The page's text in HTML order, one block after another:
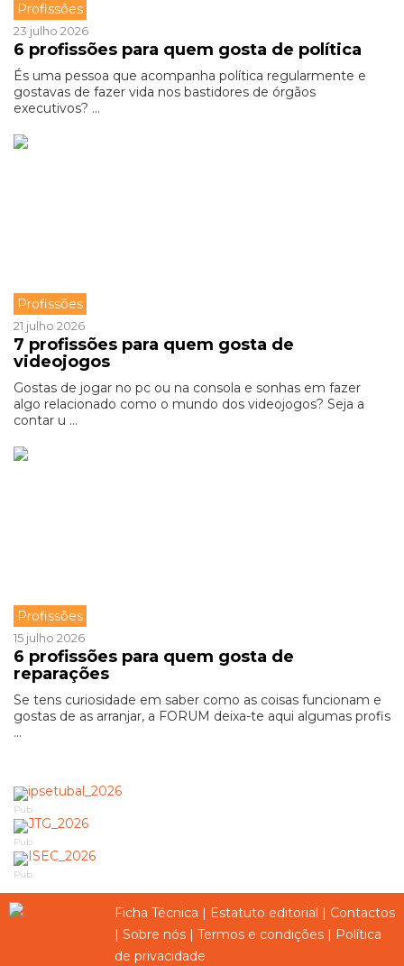
Profissões
23 julho 2026
6 profissões para quem gosta de política
És uma pessoa que acompanha política regularmente e
gostavas de fazer vida nos bastidores de órgãos
executivos? ...
Profissões
21 julho 2026
7 profissões para quem gosta de
videojogos
Gostas de jogar no pc ou na consola e sonhas em fazer
algo relacionado como o mundo dos videojogos? Seja a
contar u ...
Profissões
15 julho 2026
6 profissões para quem gosta de
reparações
Se tens curiosidade em saber como as coisas funcionam e
gostas de as arranjar, a FORUM deixa-te aqui algumas profis
...
Pub
Pub
Pub
Ficha Técnica | Estatuto editorial | Contactos
| Sobre nós | Termos e condições | Política
de privacidade